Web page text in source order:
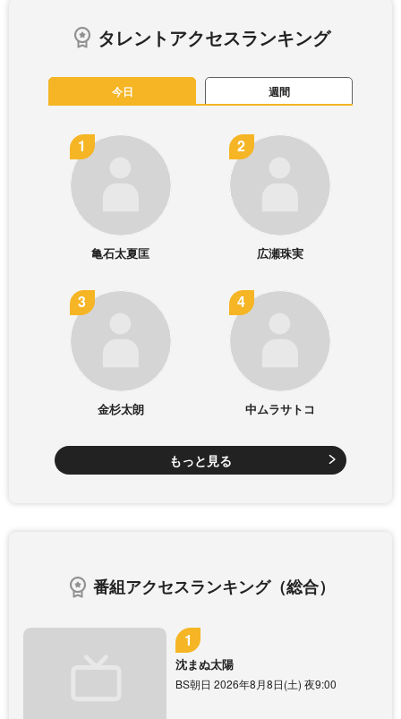
タレントアクセスランキング
今日 週間
亀石太夏匡 広瀬珠実
金杉太朗 中ムラサトコ
もっと見る
番組アクセスランキング（総合）
沈まぬ太陽
BS朝日 2026年8月8日(土) 夜9:00